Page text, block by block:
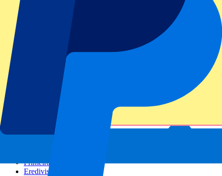
Tous les sports
Championnats de football
Ligue des Champions
Premier League
Serie A
Primeira Liga
Eredivisie